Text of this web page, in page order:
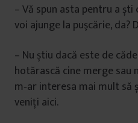
– Vă spun asta pentru a ști
voi ajunge la puşcărie, da?
– Nu știu dacă este de
hotărască cine merge sau
m‑ar interesa mai mult să
veniţi aici.